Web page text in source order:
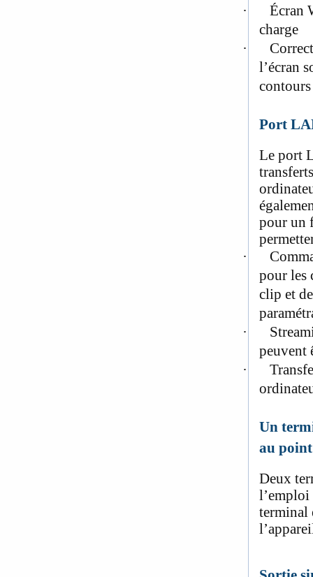
·
Écran
charge
·
l’écran
contours
Port
Le port
pour un
·
pour les
clip et
·
peuvent
·
Un
au
Deux
l’emploi
terminal